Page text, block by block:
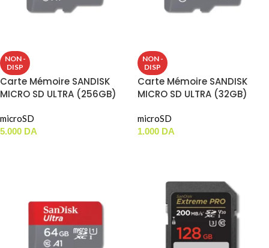
NON -
DISP
Carte Mémoire SANDISK
MICRO SD ULTRA (256GB)
microSD
5.000 DA
NON -
DISP
Carte Mémoire SANDISK
MICRO SD ULTRA (32GB)
microSD
1.000 DA